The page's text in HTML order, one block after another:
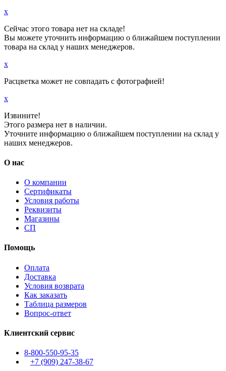
x
Сейчас этого товара нет на складе!
Вы можете уточнить информацию о ближайшем поступлении
товара на склад у наших менеджеров.
x
Расцветка может не совпадать с фотографией!
x
Извините!
Этого размера нет в наличии.
Уточните информацию о ближайшем поступлении на склад у
наших менеджеров.
О нас
О компании
Сертификаты
Условия работы
Реквизиты
Магазины
СП
Помощь
Оплата
Доставка
Условия возврата
Как заказать
Таблица размеров
Вопрос-ответ
Клиентский сервис
8-800-550-95-35
+7 (909) 247-38-67